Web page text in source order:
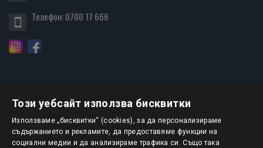
Телефон:0700 17 666
БЮЛЕТИН
Този уебсайт използва бисквитки
Използваме „бисквитки“ (cookies), за да персонализираме
съдържанието и рекламите, да предоставяме функции на
социални медии и да анализираме трафика си. Също така